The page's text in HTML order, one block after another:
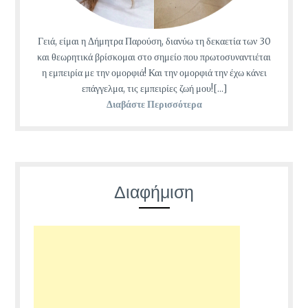
Γειά, είμαι η Δήμητρα Παρούση, διανύω τη δεκαετία των 30
και θεωρητικά βρίσκομαι στο σημείο που πρωτοσυναντιέται
η εμπειρία με την ομορφιά! Και την ομορφιά την έχω κάνει
επάγγελμα, τις εμπειρίες ζωή μου![...]
Διαβάστε Περισσότερα
Διαφήμιση